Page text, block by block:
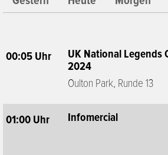
00:05 Uhr
UK National Legends
2024
Oulton Park, Runde 13
01:00 Uhr Infomercial